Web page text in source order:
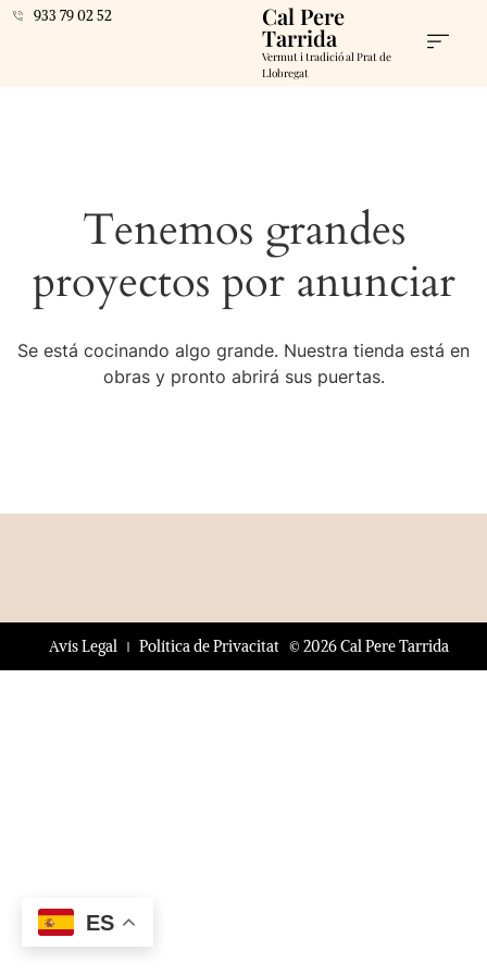
933 79 02 52 Cal Pere
Tarrida
Vermut i tradició al Prat de
Llobregat
Tenemos grandes
proyectos por anunciar
Se está cocinando algo grande. Nuestra tienda está en
obras y pronto abrirá sus puertas.
© 2026 Cal Pere Tarrida
Avís Legal Política de Privacitat
ES